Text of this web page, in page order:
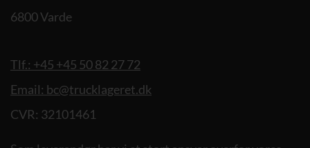
6800 Varde
Tlf.: +45 +45 50 82 27 72
Email: bc@trucklageret.dk
CVR: 32101461